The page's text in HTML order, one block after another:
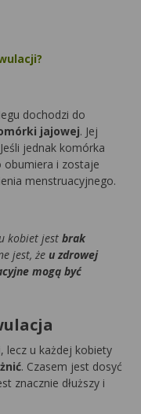
dochodzi do
jajowej. Jej
jednak komórka
obumiera i zostaje
menstruacyjnego.
kobiet jest brak
jest, że u zdrowej
mogą być
lecz u każdej kobiety
. Czasem jest dosyć
znacznie dłuższy i